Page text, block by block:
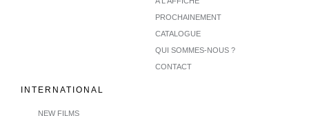
PROCHAINEMENT
CATALOGUE
QUI SOMMES-NOUS ?
CONTACT
INTERNATIONAL
NEW FILMS